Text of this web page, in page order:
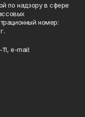
по надзору в сфере
номер:
e-mail: